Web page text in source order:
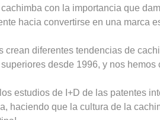
con la importancia que
hacia convertirse en una marca
diferentes tendencias de
desde 1996, y nos
estudios de I+D de las patentes
haciendo que la cultura de la